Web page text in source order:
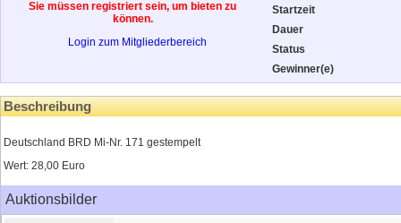
Sie müssen registriert sein, um bieten zu
können.
Login zum Mitgliederbereich
Startzeit
Dauer
Status
Gewinner(e)
Beschreibung
Deutschland BRD Mi-Nr. 171 gestempelt
Wert: 28,00 Euro
Auktionsbilder